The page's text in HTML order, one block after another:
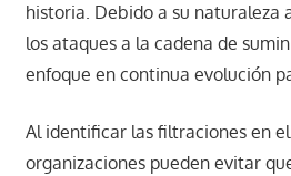
historia. Debido a su naturaleza
los ataques a la cadena de
enfoque en continua evolución
Al identificar las filtraciones en
organizaciones pueden evitar